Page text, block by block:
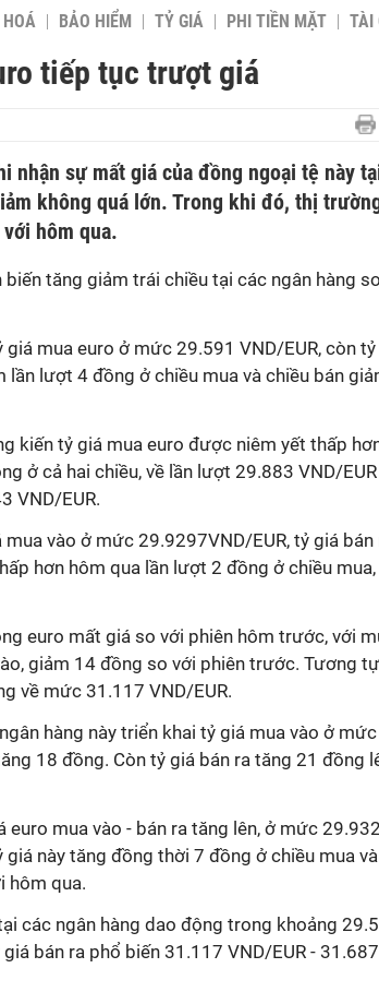
BẢO HIỂM TỶ GIÁ PHI TIỀN MẶT TÀI
tiếp tục trượt giá
nhận sự mất giá của đồng ngoại tệ này
không quá lớn. Trong khi đó, thị
hôm qua.
tăng giảm trái chiều tại các ngân hàng so
mua euro ở mức 29.591 VND/EUR, còn
lần lượt 4 đồng ở chiều mua và chiều bán
kiến tỷ giá mua euro được niêm yết thấp
ở cả hai chiều, về lần lượt 29.883 VND/
VND/EUR.
vào ở mức 29.9297VND/EUR, tỷ giá bán
hơn hôm qua lần lượt 2 đồng ở chiều mua,
euro mất giá so với phiên hôm trước, với
giảm 14 đồng so với phiên trước. Tương
về mức 31.117 VND/EUR.
hàng này triển khai tỷ giá mua vào ở mức
18 đồng. Còn tỷ giá bán ra tăng 21 đồng
euro mua vào - bán ra tăng lên, ở mức 29.932
giá này tăng đồng thời 7 đồng ở chiều mua và
hôm qua.
các ngân hàng dao động trong khoảng
bán ra phổ biến 31.117 VND/EUR - 31.687